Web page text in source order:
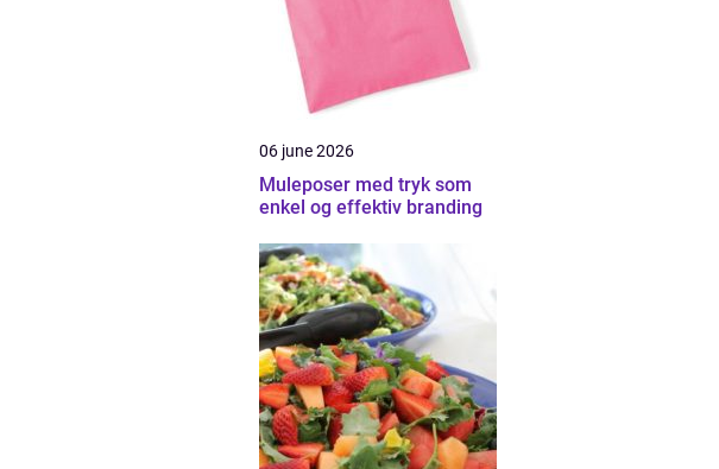
06 june 2026
Muleposer med tryk som
enkel og effektiv branding